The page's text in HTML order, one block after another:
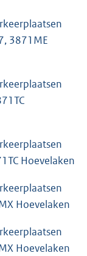
3871ME
Hoevelaken
Hoevelaken
Hoevelaken